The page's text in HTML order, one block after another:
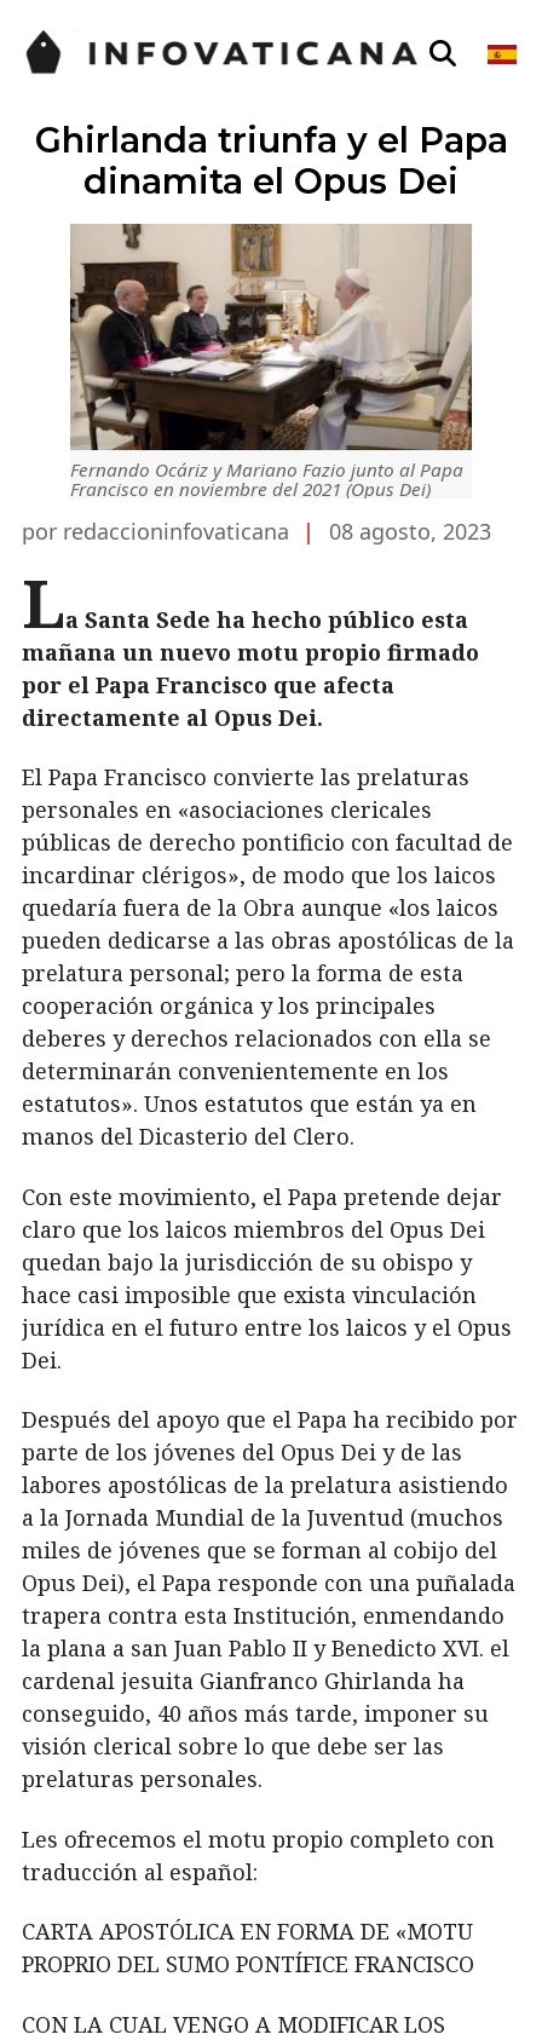
Ghirlanda triunfa y el Papa
dinamita el Opus Dei
Fernando Ocáriz y Mariano Fazio junto al Papa
Francisco en noviembre del 2021 (Opus Dei)
por redaccioninfovaticana | 08 agosto, 2023
La Santa Sede ha hecho público esta
mañana un nuevo motu propio firmado
por el Papa Francisco que afecta
directamente al Opus Dei.
El Papa Francisco convierte las prelaturas
personales en «asociaciones clericales
públicas de derecho pontificio con facultad de
incardinar clérigos», de modo que los laicos
quedaría fuera de la Obra aunque «los laicos
pueden dedicarse a las obras apostólicas de la
prelatura personal; pero la forma de esta
cooperación orgánica y los principales
deberes y derechos relacionados con ella se
determinarán convenientemente en los
estatutos». Unos estatutos que están ya en
manos del Dicasterio del Clero.
Con este movimiento, el Papa pretende dejar
claro que los laicos miembros del Opus Dei
quedan bajo la jurisdicción de su obispo y
hace casi imposible que exista vinculación
jurídica en el futuro entre los laicos y el Opus
Dei.
Después del apoyo que el Papa ha recibido por
parte de los jóvenes del Opus Dei y de las
labores apostólicas de la prelatura asistiendo
a la Jornada Mundial de la Juventud (muchos
miles de jóvenes que se forman al cobijo del
Opus Dei), el Papa responde con una puñalada
trapera contra esta Institución, enmendando
la plana a san Juan Pablo II y Benedicto XVI. el
cardenal jesuita Gianfranco Ghirlanda ha
conseguido, 40 años más tarde, imponer su
visión clerical sobre lo que debe ser las
prelaturas personales.
Les ofrecemos el motu propio completo con
traducción al español:
CARTA APOSTÓLICA EN FORMA DE «MOTU
PROPRIO DEL SUMO PONTÍFICE FRANCISCO
CON LA CUAL VENGO A MODIFICAR LOS